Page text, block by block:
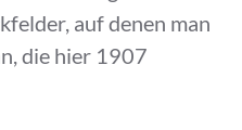
auf denen man
die hier 1907